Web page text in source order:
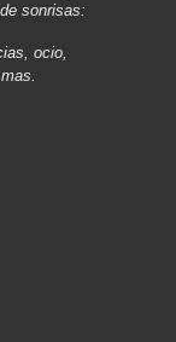
sonrisas:
ocio,